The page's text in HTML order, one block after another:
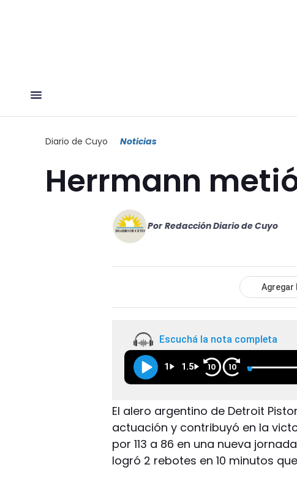
Diario de Cuyo Noticias
Herrmann
Por Redacción Diario de Cuyo
Agregar
Escuchá la nota completa
1 1.5 10 10
El alero argentino de Detroit
actuación y contribuyó en la
por 113 a 86 en una nueva
logró 2 rebotes en 10 minutos